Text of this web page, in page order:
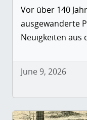
Vor über 140
ausgewanderte
Neuigkeiten aus
June 9, 2026